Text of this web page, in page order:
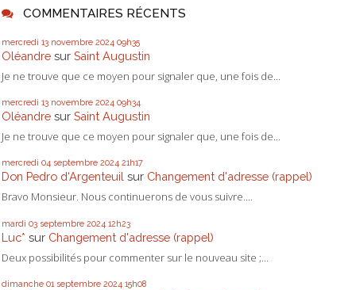
COMMENTAIRES RÉCENTS
mercredi 13 novembre 2024 09h35
Oléandre sur Saint Augustin
Je ne trouve que ce moyen pour signaler que, une fois de...
mercredi 13 novembre 2024 09h34
Oléandre sur Saint Augustin
Je ne trouve que ce moyen pour signaler que, une fois de...
mercredi 04 septembre 2024 21h17
Don Pedro d‘Argenteuil sur Changement d'adresse (rappel)
Bravo Monsieur. Nous continuerons de vous suivre....
mardi 03 septembre 2024 12h23
Luc* sur Changement d'adresse (rappel)
Deux possibilités pour commenter sur le nouveau site ;...
dimanche 01 septembre 2024 15h08